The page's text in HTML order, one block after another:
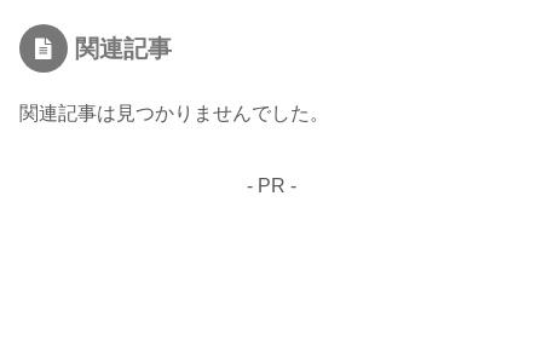
関連記事
関連記事は見つかりませんでした。
- PR -